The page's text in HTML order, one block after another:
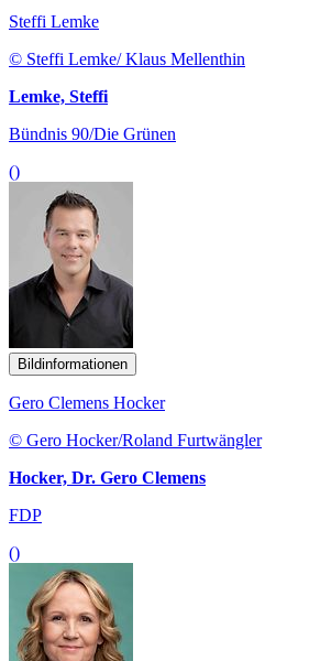
Steffi Lemke
© Steffi Lemke/ Klaus Mellenthin
Lemke, Steffi
Bündnis 90/Die Grünen
()
Bildinformationen
Gero Clemens Hocker
© Gero Hocker/Roland Furtwängler
Hocker, Dr. Gero Clemens
FDP
()